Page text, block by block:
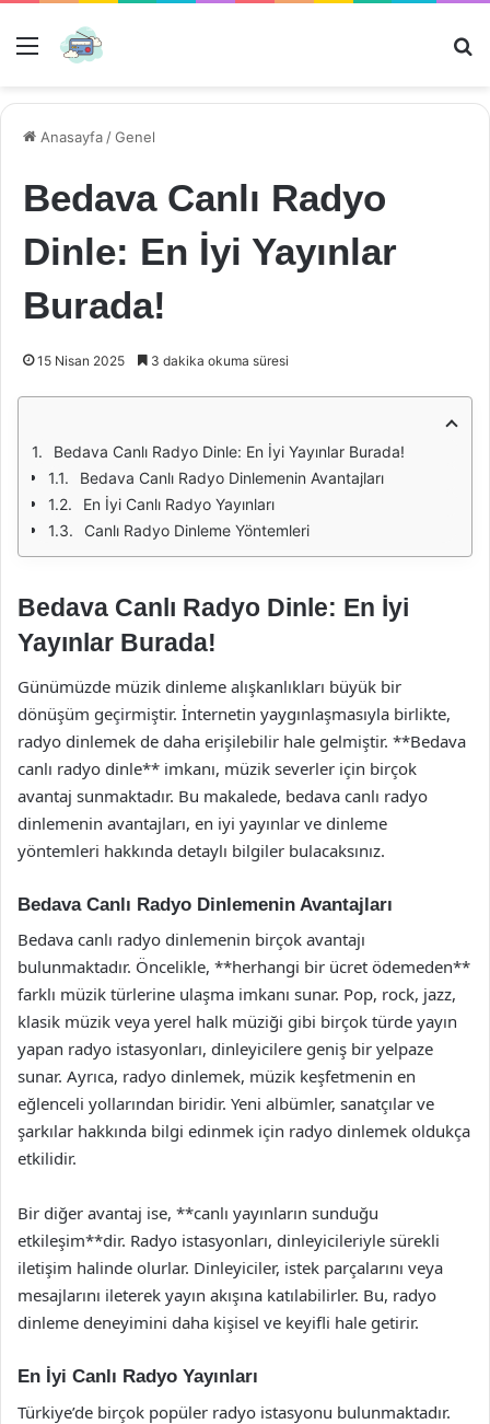
Menü
Anasayfa /Genel
Bedava Canlı Radyo
Dinle: En İyi Yayınlar
Burada!
15 Nisan 2025 3 dakika okuma süresi
Bedava Canlı Radyo Dinle: En İyi Yayınlar Burada!
Bedava Canlı Radyo Dinlemenin Avantajları
En İyi Canlı Radyo Yayınları
Canlı Radyo Dinleme Yöntemleri
Bedava Canlı Radyo Dinle: En İyi
Yayınlar Burada!
Günümüzde müzik dinleme alışkanlıkları büyük bir
dönüşüm geçirmiştir. İnternetin yaygınlaşmasıyla birlikte,
radyo dinlemek de daha erişilebilir hale gelmiştir. **Bedava
canlı radyo dinle** imkanı, müzik severler için birçok
avantaj sunmaktadır. Bu makalede, bedava canlı radyo
dinlemenin avantajları, en iyi yayınlar ve dinleme
yöntemleri hakkında detaylı bilgiler bulacaksınız.
Bedava Canlı Radyo Dinlemenin Avantajları
Bedava canlı radyo dinlemenin birçok avantajı
bulunmaktadır. Öncelikle, **herhangi bir ücret ödemeden**
farklı müzik türlerine ulaşma imkanı sunar. Pop, rock, jazz,
klasik müzik veya yerel halk müziği gibi birçok türde yayın
yapan radyo istasyonları, dinleyicilere geniş bir yelpaze
sunar. Ayrıca, radyo dinlemek, müzik keşfetmenin en
eğlenceli yollarından biridir. Yeni albümler, sanatçılar ve
şarkılar hakkında bilgi edinmek için radyo dinlemek oldukça
etkilidir.
Bir diğer avantaj ise, **canlı yayınların sunduğu
etkileşim**dir. Radyo istasyonları, dinleyicileriyle sürekli
iletişim halinde olurlar. Dinleyiciler, istek parçalarını veya
mesajlarını ileterek yayın akışına katılabilirler. Bu, radyo
dinleme deneyimini daha kişisel ve keyifli hale getirir.
En İyi Canlı Radyo Yayınları
Türkiye’de birçok popüler radyo istasyonu bulunmaktadır.